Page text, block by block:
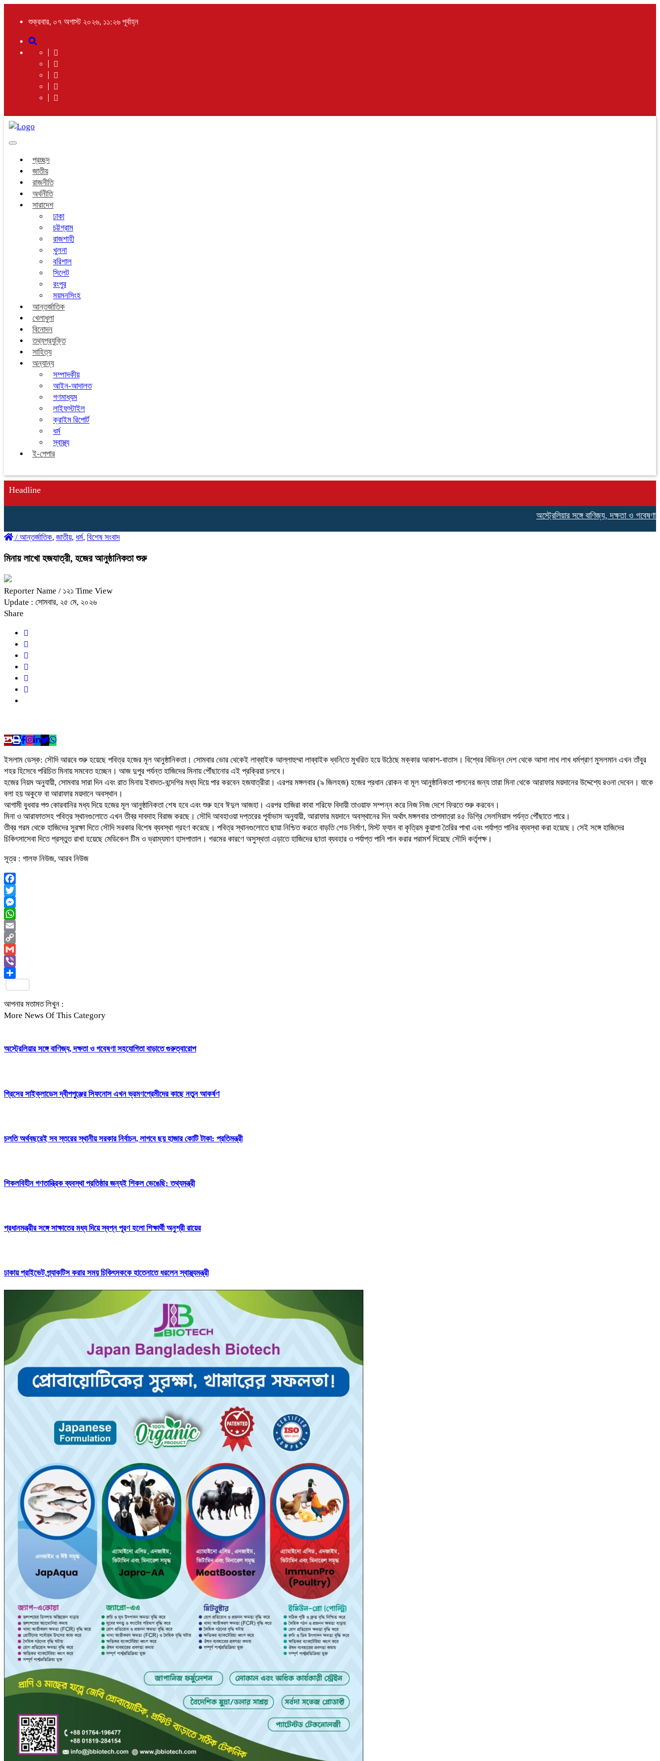
শুক্রবার, ০৭ অগাস্ট ২০২৬, ১১:২৬ পূর্বাহ্ন
Toggle
প্রচ্ছদ
জাতীয়
রাজনীতি
অর্থনীতি
সারাদেশ
ঢাকা
চট্টগ্রাম
রাজশাহী
খুলনা
বরিশাল
সিলেট
রংপুর
ময়মনসিংহ
আন্তর্জাতিক
খেলাধুলা
বিনোদন
তথ্যপ্রযুক্তি
সাহিত্য
অন্যান্য
সম্পাদকীয়
আইন-আদালত
গণমাধ্যম
লাইফস্টাইল
ক্রাইম রিপোর্ট
ধর্ম
স্বাস্থ্য
ই-পেপার
Headline
অস্ট্রেলিয়ার সঙ্গে বাণিজ্য, দক্ষতা ও গবেষণা
/ আন্তর্জাতিক, জাতীয়, ধর্ম, বিশেষ সংবাদ
মিনায় লাখো হজযাত্রী, হজের আনুষ্ঠানিকতা শুরু
Reporter Name / ১২১ Time View
Update : সোমবার, ২৫ মে, ২০২৬
Share
ইসলাম ডেস্ক: সৌদি আরবে শুরু হয়েছে পবিত্র হজের মূল আনুষ্ঠানিকতা। সোমবার ভোর থেকেই লাব্বাইক আল্লাহুম্মা লাব্বাইক ধ্বনিতে মুখরিত হয়ে উঠেছে মক্কার আকাশ-বাতাস। বিশ্বের বিভিন্ন দেশ থেকে আসা লাখ লাখ ধর্মপ্রাণ মুসলমান এখন তাঁবুর
শহর হিসেবে পরিচিত মিনায় সমবেত হচ্ছেন। আজ দুপুর পর্যন্ত হাজিদের মিনায় পৌঁছানোর এই প্রক্রিয়া চলবে।
হজের নিয়ম অনুযায়ী, সোমবার সারা দিন এবং রাত মিনায় ইবাদত-বন্দেগির মধ্য দিয়ে পার করবেন হজযাত্রীরা। এরপর মঙ্গলবার (৯ জিলহজ) হজের প্রধান রোকন বা মূল আনুষ্ঠানিকতা পালনের জন্য তারা মিনা থেকে আরাফার ময়দানের উদ্দেশ্যে রওনা দেবেন। যাকে
বলা হয় অকুফে বা আরাফার ময়দানে অবস্থান।
আগামী বুধবার পশু কোরবানির মধ্য দিয়ে হজের মূল আনুষ্ঠানিকতা শেষ হবে এবং শুরু হবে ঈদুল আজহা। এরপর হাজিরা কাবা শরিফে বিদায়ী তাওয়াফ সম্পন্ন করে নিজ নিজ দেশে ফিরতে শুরু করবেন।
মিনা ও আরাফাতসহ পবিত্র স্থানগুলোতে এখন তীব্র দাবদাহ বিরাজ করছে। সৌদি আবহাওয়া দপ্তরের পূর্বাভাস অনুযায়ী, আরাফার ময়দানে অবস্থানের দিন অর্থাৎ মঙ্গলবার তাপমাত্রা ৪৫ ডিগ্রি সেলসিয়াস পর্যন্ত পৌঁছাতে পারে।
তীব্র গরম থেকে হাজিদের সুরক্ষা দিতে সৌদি সরকার বিশেষ ব্যবস্থা গ্রহণ করেছে। পবিত্র স্থানগুলোতে ছায়া নিশ্চিত করতে বাড়তি শেড নির্মাণ, মিস্ট ফ্যান বা কৃত্রিম কুয়াশা তৈরির পাখা এবং পর্যাপ্ত পানির ব্যবস্থা করা হয়েছে। সেই সঙ্গে হাজিদের
চিকিৎসাসেবা দিতে প্রস্তুত রাখা হয়েছে মেডিকেল টিম ও ভ্রাম্যমাণ হাসপাতাল। গরমের কারণে অসুস্থতা এড়াতে হাজিদের ছাতা ব্যবহার ও পর্যাপ্ত পানি পান করার পরামর্শ দিয়েছে সৌদি কর্তৃপক্ষ।
সূত্র : গালফ নিউজ, আরব নিউজ
Facebook
Twitter
Messenger
WhatsApp
Email
Copy
Link
Gmail
Viber
আপনার মতামত লিখুন :
More News Of This Category
অস্ট্রেলিয়ার সঙ্গে বাণিজ্য, দক্ষতা ও গবেষণা সহযোগিতা বাড়াতে গুরুত্বারোপ
গ্রিসের সাইক্লাডেস দ্বীপপুঞ্জের সিফনোস এখন ভ্রমণপ্রেমীদের কাছে নতুন আকর্ষণ
চলতি অর্থবছরেই সব স্তরের স্থানীয় সরকার নির্বাচন, লাগবে ছয় হাজার কোটি টাকা: প্রতিমন্ত্রী
শিকলবিহীন গণতান্ত্রিক ব্যবস্থা প্রতিষ্ঠার জন্যই শিকল ভেঙেছি: তথ্যমন্ত্রী
প্রধানমন্ত্রীর সঙ্গে সাক্ষাতের মধ্য দিয়ে স্বপ্ন পূরণ হলো শিক্ষার্থী অনুশ্রী রায়ের
ঢাকায় প্রাইভেট প্র্যাকটিস করার সময় চিকিৎসককে হাতেনাতে ধরলেন স্বাস্থ্যমন্ত্রী